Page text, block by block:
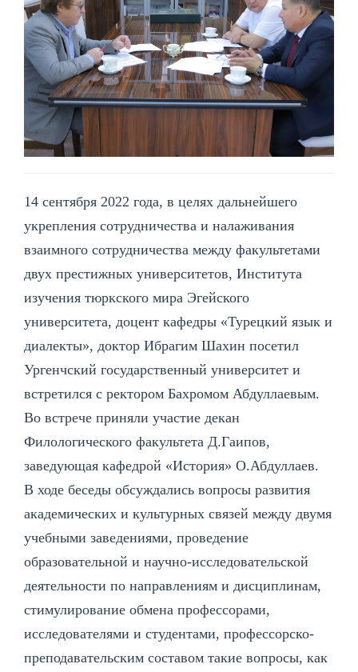
14 сентября 2022 года, в целях дальнейшего
укрепления сотрудничества и налаживания
взаимного сотрудничества между факультетами
двух престижных университетов, Института
изучения тюркского мира Эгейского
университета, доцент кафедры «Турецкий язык и
диалекты», доктор Ибрагим Шахин посетил
Ургенчский государственный университет и
встретился с ректором Бахромом Абдуллаевым.
Во встрече приняли участие декан
Филологического факультета Д.Гаипов,
заведующая кафедрой «История» О.Абдуллаев.
В ходе беседы обсуждались вопросы развития
академических и культурных связей между двумя
учебными заведениями, проведение
образовательной и научно-исследовательской
деятельности по направлениям и дисциплинам,
стимулирование обмена профессорами,
исследователями и студентами, профессорско-
преподавательским составом такие вопросы, как